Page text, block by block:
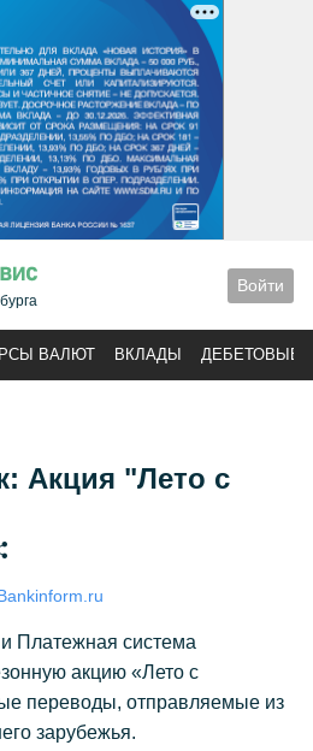
Войти
ВАЛЮТ ВКЛАДЫ ДЕБЕТОВЫЕ
Акция "Лето с
Платежная система
акцию «Лето с
переводы, отправляемые из
зарубежья.